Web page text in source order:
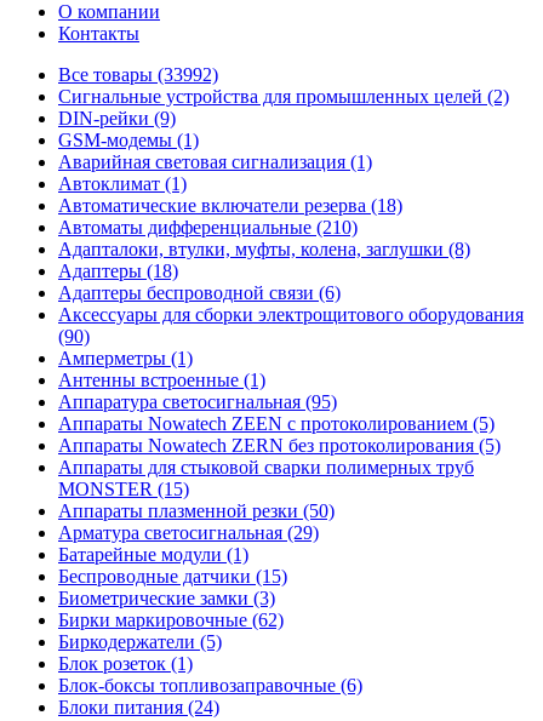
О компании
Контакты
Все товары (33992)
Cигнальные устройства для промышленных целей (2)
DIN-рейки (9)
GSM-модемы (1)
Аварийная световая сигнализация (1)
Автоклимат (1)
Автоматические включатели резерва (18)
Автоматы дифференциальные (210)
Адапталоки, втулки, муфты, колена, заглушки (8)
Адаптеры (18)
Адаптеры беспроводной связи (6)
Аксессуары для сборки электрощитового оборудования
(90)
Амперметры (1)
Антенны встроенные (1)
Аппаратура светосигнальная (95)
Аппараты Nowatech ZEEN c протоколированием (5)
Аппараты Nowatech ZERN без протоколирования (5)
Аппараты для стыковой сварки полимерных труб
MONSTER (15)
Аппараты плазменной резки (50)
Арматура светосигнальная (29)
Батарейные модули (1)
Беспроводные датчики (15)
Биометрические замки (3)
Бирки маркировочные (62)
Биркодержатели (5)
Блок розеток (1)
Блок-боксы топливозаправочные (6)
Блоки питания (24)